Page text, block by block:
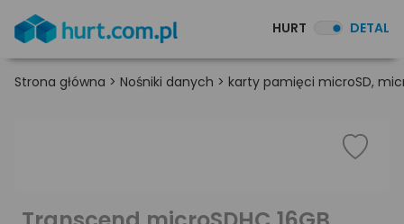
HURT DETAL
Strona główna > Nośniki danych > karty pamięci microSD,